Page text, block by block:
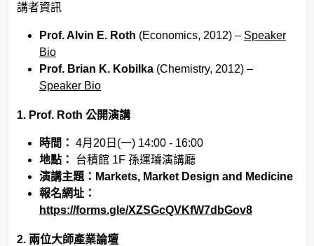
講者資訊
Prof. Alvin E. Roth (Economics, 2012) – Speaker
Bio
Prof. Brian K. Kobilka (Chemistry, 2012) –
Speaker Bio
1. Prof. Roth 公開演講
時間： 4月 20 日 (一) 14:00 - 16:00
地點：
台積館 1F 孫運璿演講廳
演講主題： Markets, Market Design and Medicine
報名網址：
https://forms.gle/XZSGcQVKfW7dbGov8
2. 兩位大師產業論壇